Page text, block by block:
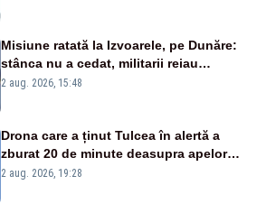
Misiune ratată la Izvoarele, pe Dunăre:
stânca nu a cedat, militarii reiau
detonările luni – VIDEO
2 aug. 2026, 15:48
Drona care a ținut Tulcea în alertă a
zburat 20 de minute deasupra apelor
României. Au fost ridicate două F-16
2 aug. 2026, 19:28